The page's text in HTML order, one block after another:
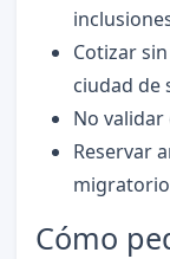
Cotizar
ciudad de
No validar
Reservar
Cómo